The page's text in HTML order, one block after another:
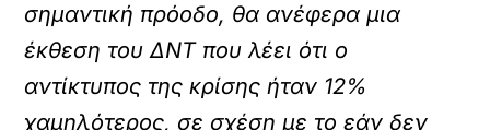
σημαντική πρόοδο, θα ανέφερα μια
έκθεση του ΔΝΤ που λέει ότι ο
αντίκτυπος της κρίσης ήταν 12%
χαμηλότερος, σε σχέση με το εάν δεν